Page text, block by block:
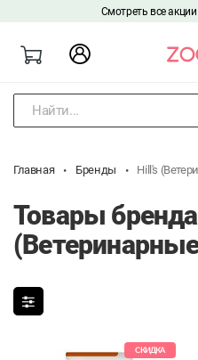
Смотреть все акции
Найти...
Главная Бренды Hill's
Товары
СКИДКА